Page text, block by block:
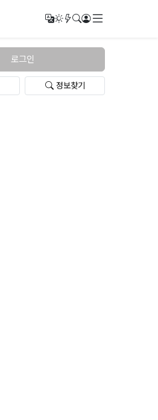
번역다크모드
새글/새댓글
검색로그인
로그인
정보찾기